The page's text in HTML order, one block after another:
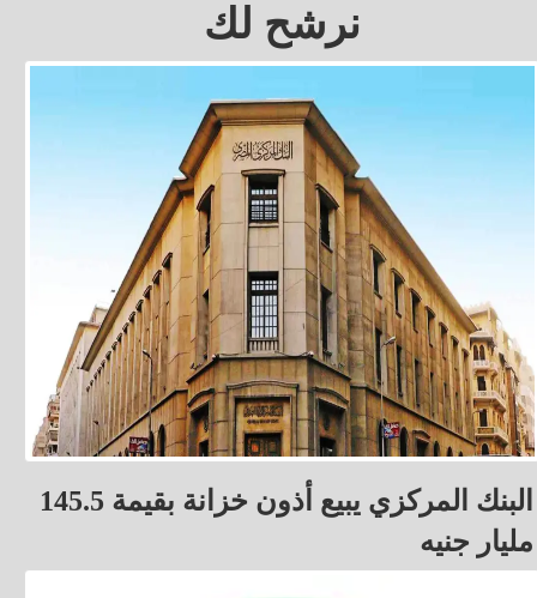
نرشح لك
البنك المركزي يبيع أذون خزانة بقيمة 145.5
مليار جنيه